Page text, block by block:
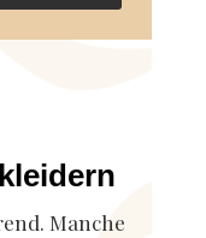
Manche